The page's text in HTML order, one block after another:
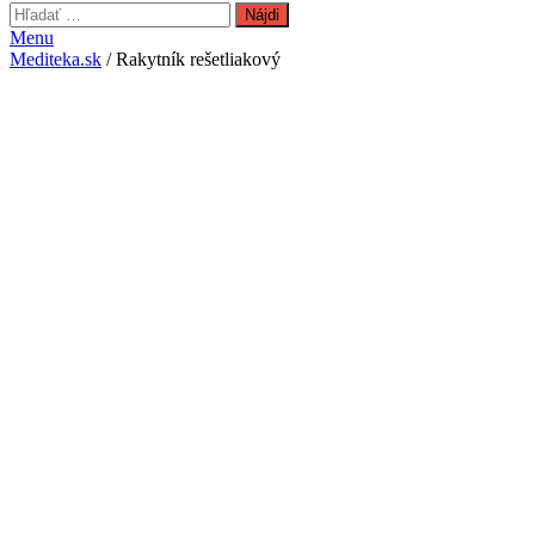
Hľadať:
Menu
Mediteka.sk / Rakytník rešetliakový